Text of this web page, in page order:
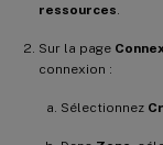
ressources
Sur la page
connexion :
Sélectionnez